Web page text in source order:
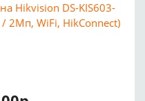
Hikvision DS-KIS603-
/ 2Мп, WiFi, HikConnect)